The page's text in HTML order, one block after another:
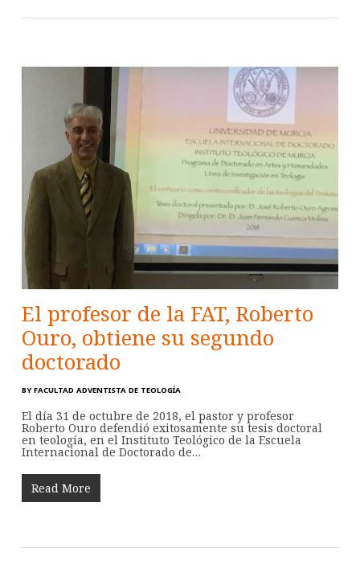
El profesor de la FAT, Roberto
Ouro, obtiene su segundo
doctorado
BY FACULTAD ADVENTISTA DE TEOLOGÍA
El día 31 de octubre de 2018, el pastor y profesor
Roberto Ouro defendió exitosamente su tesis doctoral
en teología, en el Instituto Teológico de la Escuela
Internacional de Doctorado de…
Read More